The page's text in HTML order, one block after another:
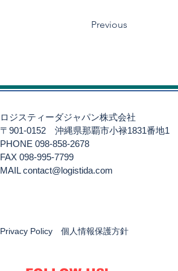
Previous
ロジスティーダジャパン株式会社
〒901-0152 沖縄県那覇市小禄1831番地1
PHONE 098-858-2678
FAX 098-995-7799
​MAILcontact@logistida.com
Privacy Policy 個人情報保護方針